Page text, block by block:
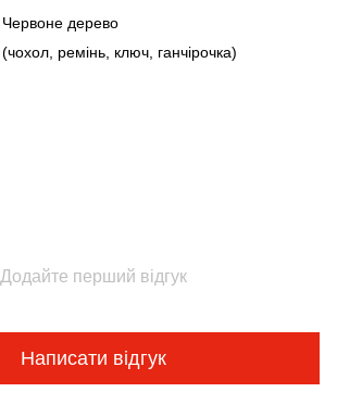
Червоне дерево
(чохол, ремінь, ключ, ганчірочка)
Додайте перший відгук
Написати відгук